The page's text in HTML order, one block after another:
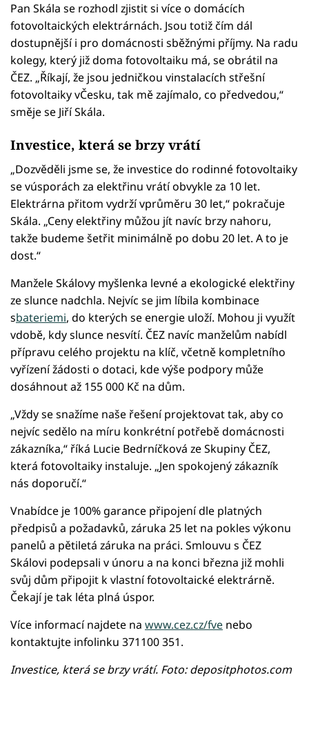
Pan Skála se rozhodl zjistit si více o domácích
fotovoltaických elektrárnách. Jsou totiž čím dál
dostupnější i pro domácnosti sběžnými příjmy. Na radu
kolegy, který již doma fotovoltaiku má, se obrátil na
ČEZ. „Říkají, že jsou jedničkou vinstalacích střešní
fotovoltaiky vČesku, tak mě zajímalo, co předvedou,“
směje se Jiří Skála.
Investice, která se brzy vrátí
„Dozvěděli jsme se, že investice do rodinné fotovoltaiky
se vúsporách za elektřinu vrátí obvykle za 10 let.
Elektrárna přitom vydrží vprůměru 30 let,“ pokračuje
Skála. „Ceny elektřiny můžou jít navíc brzy nahoru,
takže budeme šetřit minimálně po dobu 20 let. A to je
dost.“
Manžele Skálovy myšlenka levné a ekologické elektřiny
ze slunce nadchla. Nejvíc se jim líbila kombinace
sbateriemi, do kterých se energie uloží. Mohou ji využít
vdobě, kdy slunce nesvítí. ČEZ navíc manželům nabídl
přípravu celého projektu na klíč, včetně kompletního
vyřízení žádosti o dotaci, kde výše podpory může
dosáhnout až 155 000 Kč na dům.
„Vždy se snažíme naše řešení projektovat tak, aby co
nejvíc sedělo na míru konkrétní potřebě domácnosti
zákazníka,“ říká Lucie Bedrníčková ze Skupiny ČEZ,
která fotovoltaiky instaluje. „Jen spokojený zákazník
nás doporučí.“
Vnabídce je 100% garance připojení dle platných
předpisů a požadavků, záruka 25 let na pokles výkonu
panelů a pětiletá záruka na práci. Smlouvu s ČEZ
Skálovi podepsali v únoru a na konci března již mohli
svůj dům připojit k vlastní fotovoltaické elektrárně.
Čekají je tak léta plná úspor.
Více informací najdete na www.cez.cz/fve nebo
kontaktujte infolinku 371100 351.
Investice, která se brzy vrátí. Foto: depositphotos.com